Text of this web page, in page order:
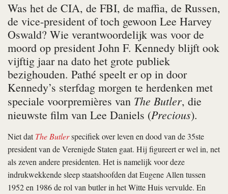
Was het de CIA, de FBI, de maffia, de Russen,
de vice-president of toch gewoon Lee Harvey
Oswald? Wie verantwoordelijk was voor de
moord op president John F. Kennedy blijft ook
vijftig jaar na dato het grote publiek
bezighouden. Pathé speelt er op in door
Kennedy’s sterfdag morgen te herdenken met
speciale voorpremières van The Butler, die
nieuwste film van Lee Daniels (Precious).
Niet datThe Butlerspecifiek over leven en dood van de 35ste
president van de Verenigde Staten gaat. Hij figureert er wel in, net
als zeven andere presidenten. Het is namelijk voor deze
indrukwekkende sleep staatshoofden dat Eugene Allen tussen
1952 en 1986 de rol van butler in het Witte Huis vervulde. En